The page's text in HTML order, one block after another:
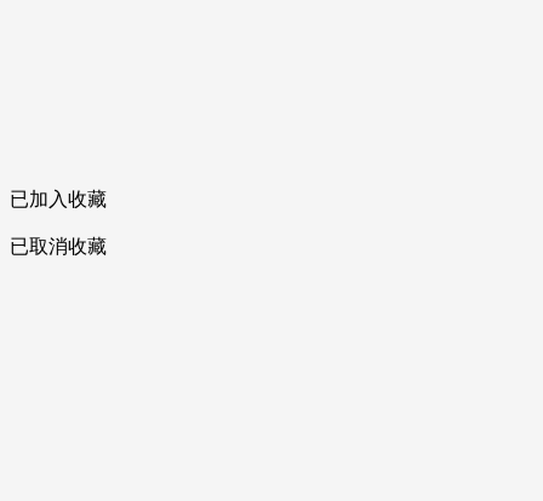
已加入收藏
已取消收藏